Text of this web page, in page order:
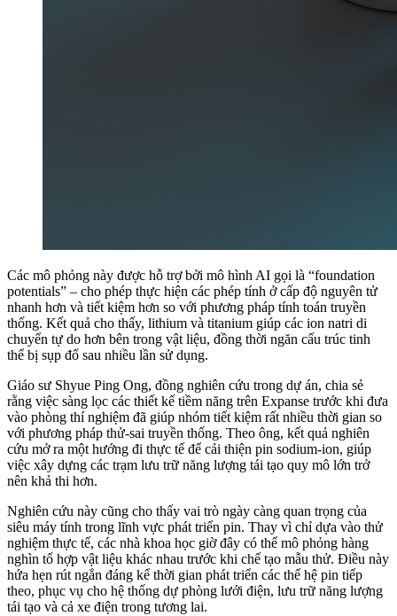
Các mô phỏng này được hỗ trợ bởi mô hình AI gọi là “foundation
potentials” – cho phép thực hiện các phép tính ở cấp độ nguyên tử
nhanh hơn và tiết kiệm hơn so với phương pháp tính toán truyền
thống. Kết quả cho thấy, lithium và titanium giúp các ion natri di
chuyển tự do hơn bên trong vật liệu, đồng thời ngăn cấu trúc tinh
thể bị sụp đổ sau nhiều lần sử dụng.
Giáo sư Shyue Ping Ong, đồng nghiên cứu trong dự án, chia sẻ
rằng việc sàng lọc các thiết kế tiềm năng trên Expanse trước khi đưa
vào phòng thí nghiệm đã giúp nhóm tiết kiệm rất nhiều thời gian so
với phương pháp thử-sai truyền thống. Theo ông, kết quả nghiên
cứu mở ra một hướng đi thực tế để cải thiện pin sodium-ion, giúp
việc xây dựng các trạm lưu trữ năng lượng tái tạo quy mô lớn trở
nên khả thi hơn.
Nghiên cứu này cũng cho thấy vai trò ngày càng quan trọng của
siêu máy tính trong lĩnh vực phát triển pin. Thay vì chỉ dựa vào thử
nghiệm thực tế, các nhà khoa học giờ đây có thể mô phỏng hàng
nghìn tổ hợp vật liệu khác nhau trước khi chế tạo mẫu thử. Điều này
hứa hẹn rút ngắn đáng kể thời gian phát triển các thế hệ pin tiếp
theo, phục vụ cho hệ thống dự phòng lưới điện, lưu trữ năng lượng
tái tạo và cả xe điện trong tương lai.